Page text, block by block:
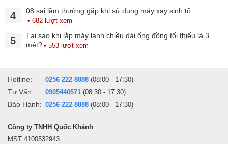
4 08 sai lầm thường gặp khi sử dụng máy xay sinh tố
• 682 lượt xem
5
Tại sao khi lắp máy lạnh chiều dài ống đồng tối thiểu là 3
mét? • 553 lượt xem
Hotline: 0256 222 8888 (08:00 - 17:30)
Tư Vấn 0905440571 (08:30 - 17:30)
Bảo Hành: 0256 222 8888 (08:00 - 17:30)
Công ty TNHH Quốc Khánh
MST 4100532943